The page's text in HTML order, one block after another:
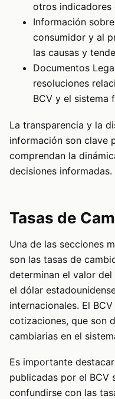
otros indicadores
Información
consumidor y al
las causas y
Documentos
resoluciones
BCV y el sistema
La transparencia y la
información son clave
comprendan la
decisiones informadas.
Tasas de
Una de las secciones
son las tasas de
determinan el valor
el dólar
internacionales. El
cotizaciones, que son
cambiarias en el
Es importante
publicadas por el BCV
confundirse con las